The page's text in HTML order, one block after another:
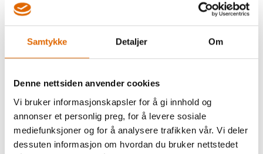
Samtykke Detaljer Om
Denne nettsiden anvender cookies
Vi bruker informasjonskapsler for å gi innhold og
annonser et personlig preg, for å levere sosiale
mediefunksjoner og for å analysere trafikken vår. Vi deler
dessuten informasjon om hvordan du bruker nettstedet
ORDINÆR PRIS
Kjøp